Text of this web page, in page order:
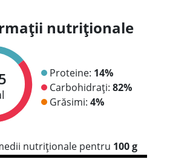
nutriționale
Proteine: 14%
Carbohidrați: 82%
Grăsimi: 4%
nutriționale pentru 100 g